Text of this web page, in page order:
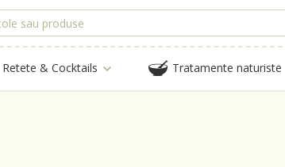
Retete & Cocktails Tratamente naturiste